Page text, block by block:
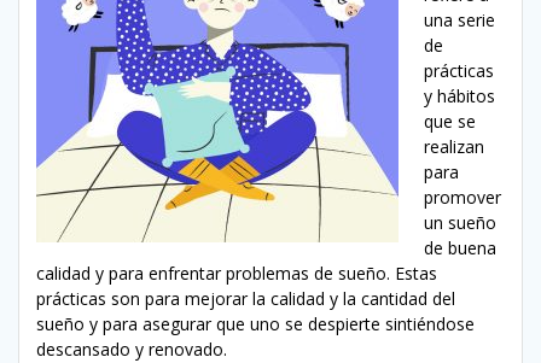
una serie
de
prácticas
y hábitos
que se
realizan
para
promover
un sueño
de buena
calidad y para enfrentar problemas de sueño. Estas
prácticas son para mejorar la calidad y la cantidad del
sueño y para asegurar que uno se despierte sintiéndose
descansado y renovado.